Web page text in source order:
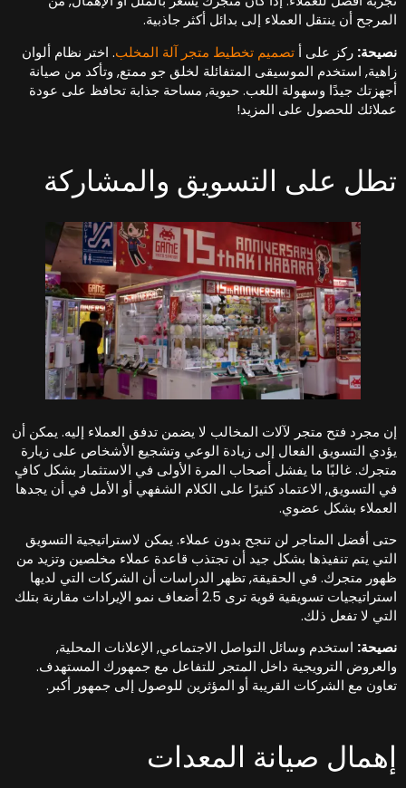
أن ينتقل العملاء إلى بدائل أكثر جاذبية.
ركز على أتصميم تخطيط متجر آلة المخلب. اختر نظام ألوان
استخدم الموسيقى المتفائلة لخلق جو ممتع, وتأكد من صيانة
جيدًا وسهولة اللعب. حيوية, مساحة جذابة تحافظ على عودة
للحصول على المزيد!
على التسويق والمشاركة
مجرد فتح متجر لآلات المخالب لا يضمن تدفق العملاء إليه. يمكن أن
التسويق الفعال إلى زيادة الوعي وتشجيع الأشخاص على زيارة
غالبًا ما يفشل أصحاب المرة الأولى في الاستثمار بشكل كافٍ
التسويق, الاعتماد كثيرًا على الكلام الشفهي أو الأمل في أن يجدها
بشكل عضوي.
أفضل المتاجر لن تنجح بدون عملاء. يمكن لاستراتيجية التسويق
يتم تنفيذها بشكل جيد أن تجتذب قاعدة عملاء مخلصين وتزيد من
متجرك. في الحقيقة, تظهر الدراسات أن الشركات التي لديها
استراتيجيات تسويقية قوية ترى 2.5 أضعاف نمو الإيرادات مقارنة بتلك
لا تفعل ذلك.
استخدم وسائل التواصل الاجتماعي, الإعلانات المحلية,
الترويجية داخل المتجر للتفاعل مع جمهورك المستهدف.
مع الشركات القريبة أو المؤثرين للوصول إلى جمهور أكبر.
صيانة المعدات